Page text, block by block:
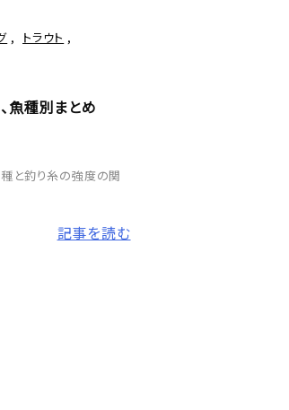
, トラウト ,
魚種別まとめ
と釣り糸の強度の関
記事を読む